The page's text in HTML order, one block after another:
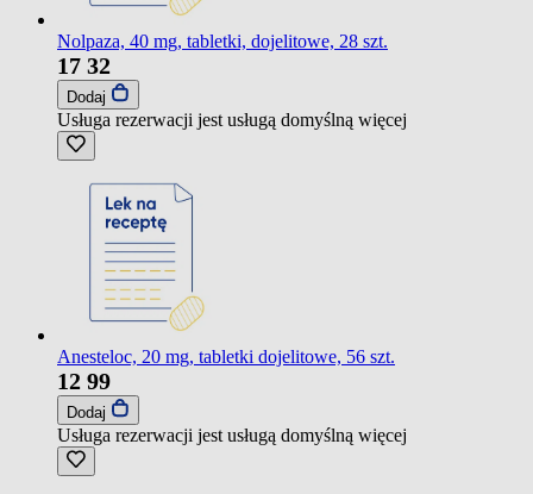
Nolpaza, 40 mg, tabletki, dojelitowe, 28 szt.
17 32
Dodaj
Usługa rezerwacji jest usługą domyślną więcej
Anesteloc, 20 mg, tabletki dojelitowe, 56 szt.
12 99
Dodaj
Usługa rezerwacji jest usługą domyślną więcej